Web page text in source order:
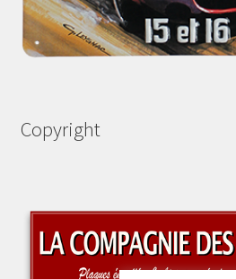
Copyright